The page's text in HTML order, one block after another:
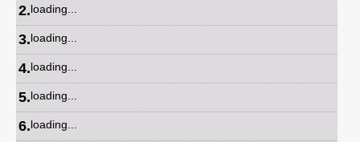
2.loading...
3.loading...
4.loading...
5.loading...
6.loading...